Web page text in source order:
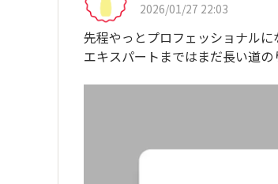
2026/01/27 22:03
先程やっとプロフェッショナルに
エキスパートまではまだ長い道